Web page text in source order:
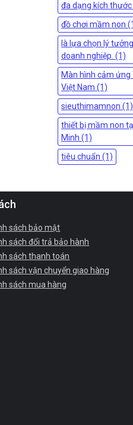
đa dạng kích
đồ chơi mầm non
là lựa chọn lý
doanh nghiệp. (1)
Màn hình cảm
Việt Nam (1)
sieuthimamnon (1)
thiết bị mầm non
Minh (1)
tiêu chuẩn (1)
sách bảo mật
sách đổi trả bảo hành
sách thanh toán
sách vận chuyển giao hàng
sách mua hàng